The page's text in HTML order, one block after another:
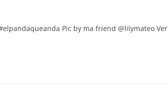
Pic by ma friend @lilymateo Ver